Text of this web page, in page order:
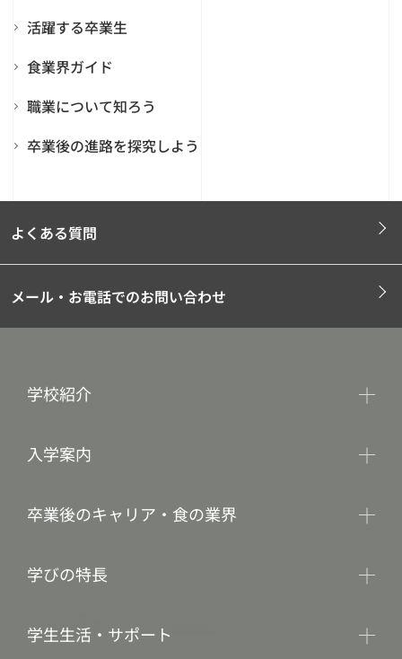
活躍する卒業生
食業界ガイド
職業について知ろう
卒業後の進路を探究しよう
よくある質問
メール・お電話でのお問い合わせ
学校紹介
入学案内
卒業後のキャリア・食の業界
学びの特長
学生生活・サポート